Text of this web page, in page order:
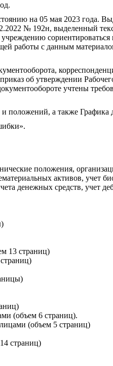
на 05 мая 2023 года.
№ 192н, выделенный
сориентироваться
работы с данным
об утверждении
учтены
положений, а также Графика
положения,
активов, учет
денежных средств, учет
13 страниц)
(объем 6 страниц).
(объем 5 страниц)
страниц)